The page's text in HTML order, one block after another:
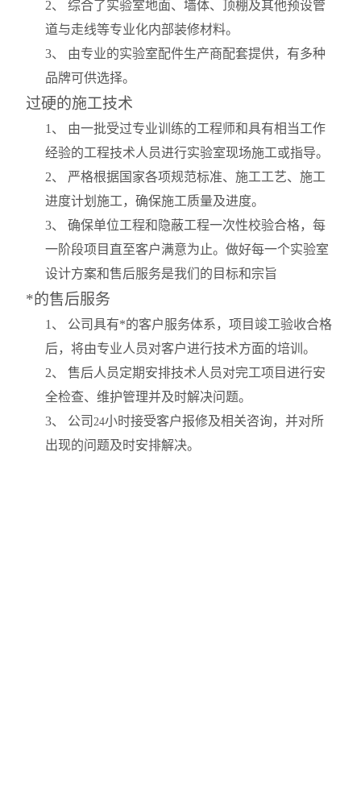
2、 综合了实验室地面、墙体、顶棚及其他预设管
道与走线等专业化内部装修材料。
3、 由专业的实验室配件生产商配套提供，有多种
品牌可供选择。
过硬的施工技术
1 、 由一批受过专业训练的工程师和具有相当工作
经验的工程技术人员进行实验室现场施工或指导。
2、 严格根据国家各项规范标准、施工工艺、施工
进度计划施工，确保施工质量及进度。
3、 确保单位工程和隐蔽工程一次性校验合格，每
一阶段项目直至客户满意为止。做好每一个实验室
设计方案和售后服务是我们的目标和宗旨
*的售后服务
1 、 公司具有*的客户服务体系，项目竣工验收合格
后，将由专业人员对客户进行技术方面的培训。
2、 售后人员定期安排技术人员对完工项目进行安
全检查、维护管理并及时解决问题。
3、 公司 24小时接受客户报修及相关咨询，并对所
出现的问题及时安排解决。